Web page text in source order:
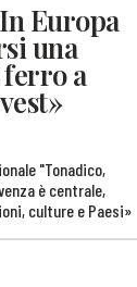
Europa
una
a
"Tonadico,
è centrale,
culture e Paesi»